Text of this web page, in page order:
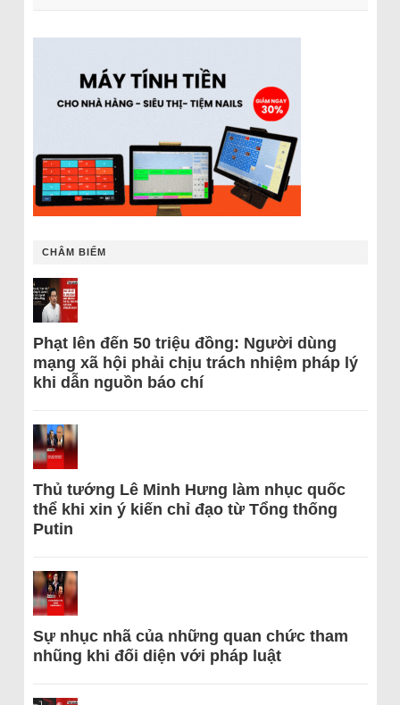
CHÂM BIẾM
Phạt lên đến 50 triệu đồng: Người dùng
mạng xã hội phải chịu trách nhiệm pháp lý
khi dẫn nguồn báo chí
Thủ tướng Lê Minh Hưng làm nhục quốc
thể khi xin ý kiến chỉ đạo từ Tổng thống
Putin
Sự nhục nhã của những quan chức tham
nhũng khi đối diện với pháp luật